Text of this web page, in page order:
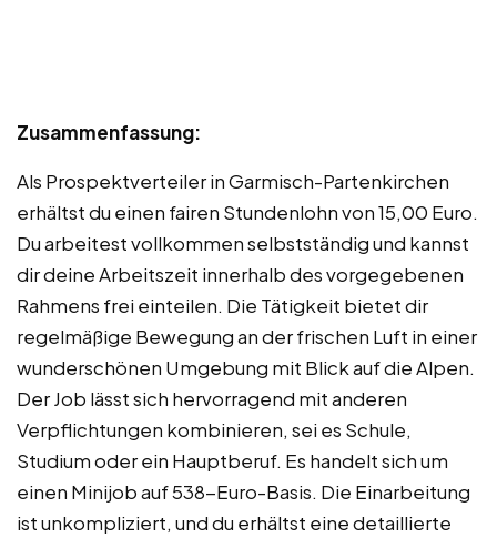
Zusammenfassung:
Als Prospektverteiler in Garmisch-Partenkirchen
erhältst du einen fairen Stundenlohn von 15,00 Euro.
Du arbeitest vollkommen selbstständig und kannst
dir deine Arbeitszeit innerhalb des vorgegebenen
Rahmens frei einteilen. Die Tätigkeit bietet dir
regelmäßige Bewegung an der frischen Luft in einer
wunderschönen Umgebung mit Blick auf die Alpen.
Der Job lässt sich hervorragend mit anderen
Verpflichtungen kombinieren, sei es Schule,
Studium oder ein Hauptberuf. Es handelt sich um
einen Minijob auf 538-Euro-Basis. Die Einarbeitung
ist unkompliziert, und du erhältst eine detaillierte